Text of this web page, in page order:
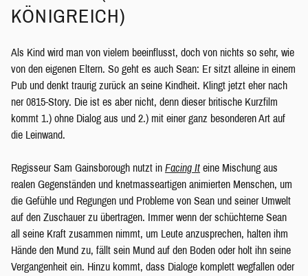
KÖNIGREICH)
Als Kind wird man von vielem beeinflusst, doch von nichts so sehr, wie
von den eigenen Eltern. So geht es auch Sean: Er sitzt alleine in einem
Pub und denkt traurig zurück an seine Kindheit. Klingt jetzt eher nach
ner 0815-Story. Die ist es aber nicht, denn dieser britische Kurzfilm
kommt 1.) ohne Dialog aus und 2.) mit einer ganz besonderen Art auf
die Leinwand.
Regisseur Sam Gainsborough nutzt in Facing It eine Mischung aus
realen Gegenständen und knetmasseartigen animierten Menschen, um
die Gefühle und Regungen und Probleme von Sean und seiner Umwelt
auf den Zuschauer zu übertragen. Immer wenn der schüchterne Sean
all seine Kraft zusammen nimmt, um Leute anzusprechen, halten ihm
Hände den Mund zu, fällt sein Mund auf den Boden oder holt ihn seine
Vergangenheit ein. Hinzu kommt, dass Dialoge komplett wegfallen oder